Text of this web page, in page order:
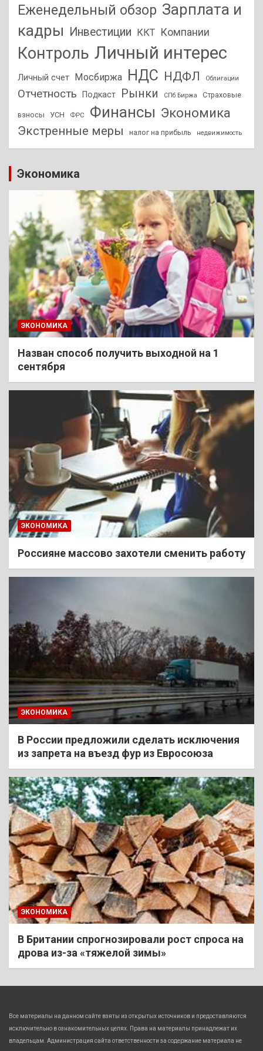
Еженедельный обзор Зарплата и
кадры
Инвестиции ККТ Компании
Контроль Личный интерес
Личный счет Мосбиржа НДС НДФЛ Облигации
Отчетность Подкаст Рынки СПб Биржа Страховые
взносы УСН ФРС Финансы Экономика
Экстренные меры налог на прибыль недвижимость
Экономика
ЭКОНОМИКА
Назван способ получить выходной на 1
сентября
ЭКОНОМИКА
Россияне массово захотели сменить работу
ЭКОНОМИКА
В России предложили сделать исключения
из запрета на въезд фур из Евросоюза
ЭКОНОМИКА
В Британии спрогнозировали рост спроса на
дрова из-за «тяжелой зимы»
Все материалы на данном сайте взяты из открытых источников и предоставляются
исключительно в ознакомительных целях. Права на материалы принадлежат их
владельцам. Администрация сайта ответственности за содержание материала не